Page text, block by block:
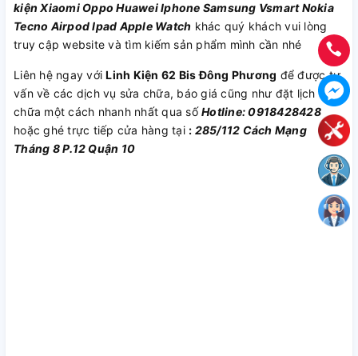
kiệnXiaomi Oppo HuaweiIphone Samsung Vsmart Nokia
Tecno AirpodIpad Apple Watch khác quý khách vui lòng
truy cập website và tìm kiếm sản phẩm mình cần nhé
Liên hệ ngay vớiLinh Kiện 62 Bis Đông Phương để được tư
vấn về các dịch vụ sửa chữa, báo giá cũng như đặt lịch sửa
chữa một cách nhanh nhất qua sốHotline: 0918428428
hoặc ghé trực tiếp cửa hàng tại : 285/112 Cách Mạng
Tháng 8 P.12 Quận 10